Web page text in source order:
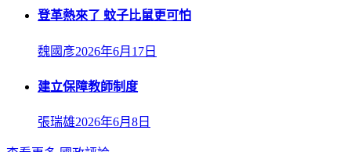
登革熱來了 蚊子比鼠更可怕
魏國彥2026年6月17日
建立保障教師制度
張瑞雄2026年6月8日